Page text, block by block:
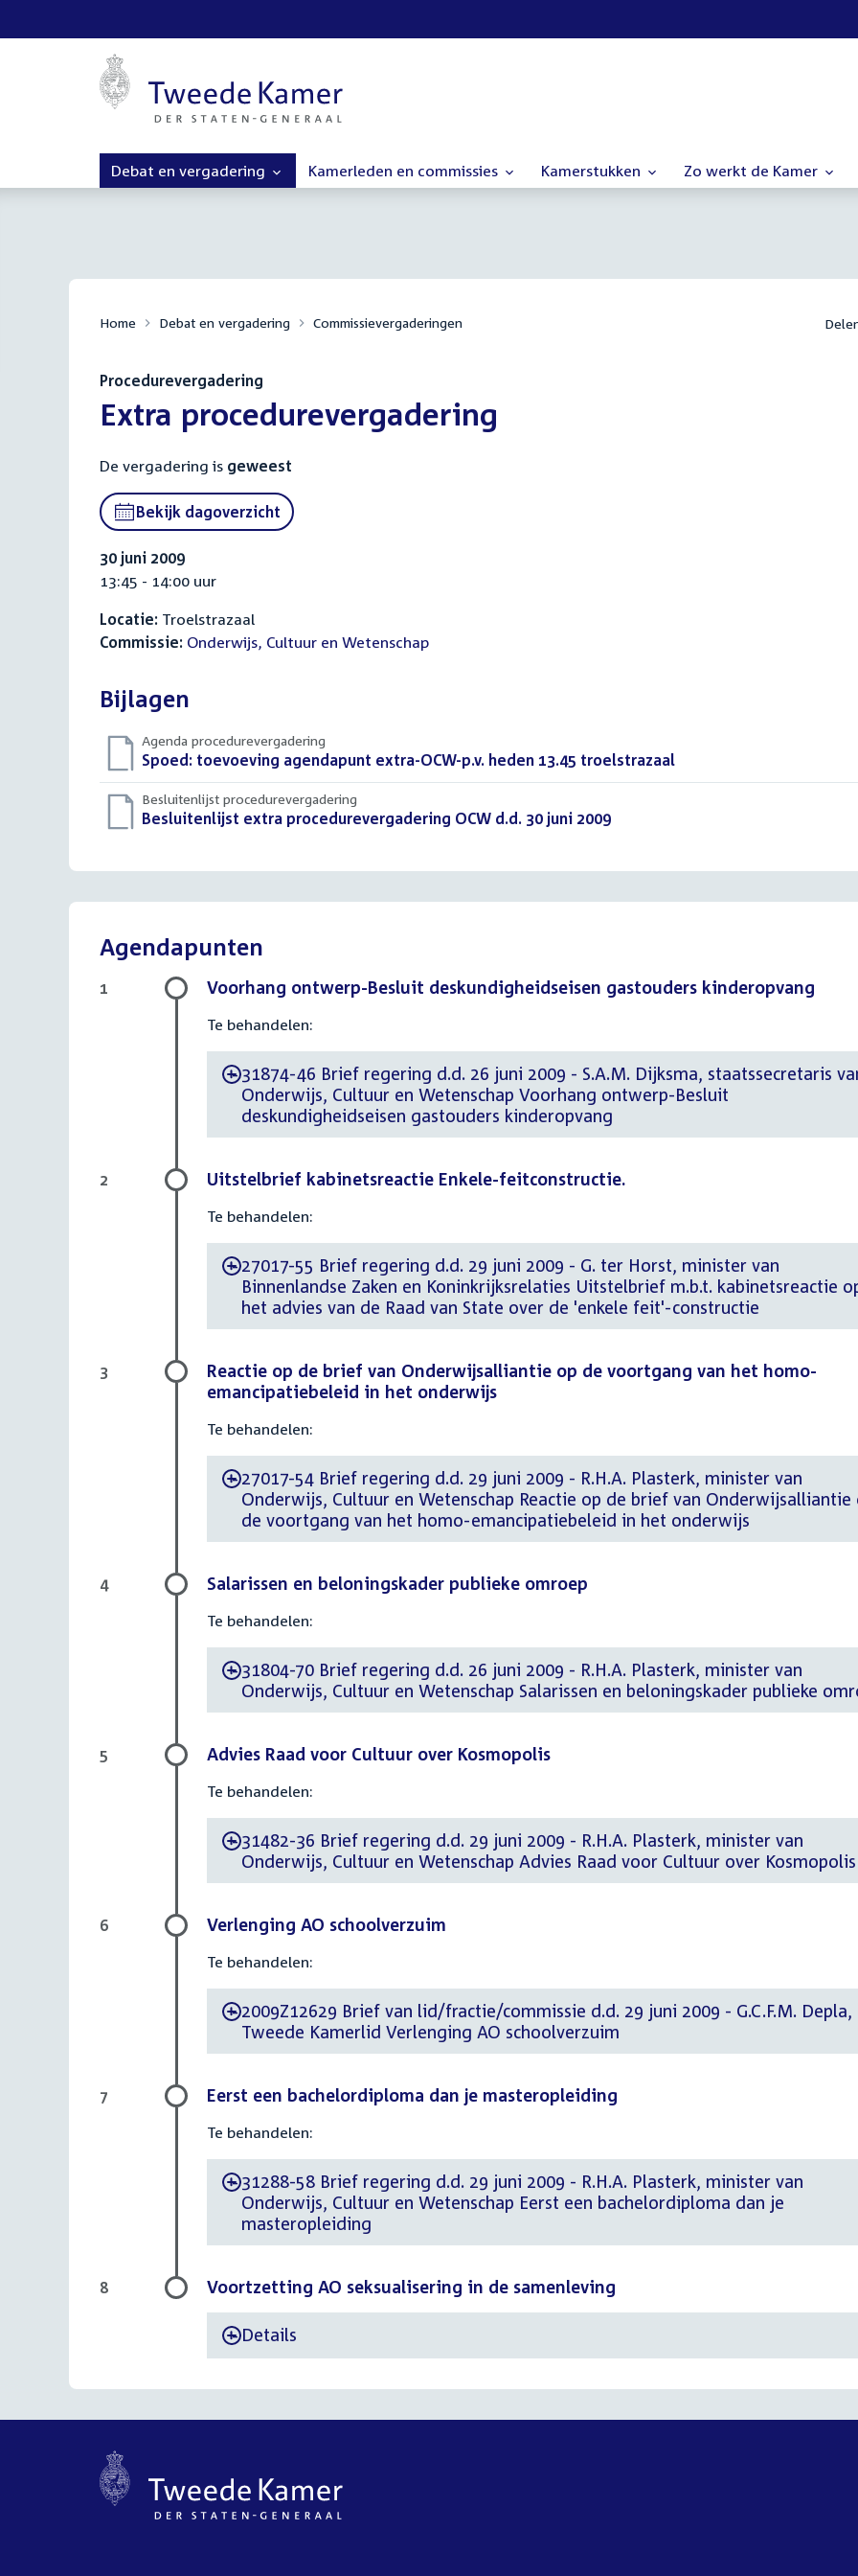
Debat en vergadering Kamerleden en commissies Kamerstukken Zo werkt de Kamer
Home Debat en vergadering Commissievergaderingen
Procedurevergadering
:Extra procedurevergadering
De vergadering is geweest
Bekijk dagoverzicht
30 juni 2009
13:45 - 14:00 uur
Locatie: Troelstrazaal
Commissie: Onderwijs, Cultuur en Wetenschap
Bijlagen
Agenda procedurevergadering
Download
bestand:
Spoed: toevoeving agendapunt extra-OCW-p.v. heden 13.45 troelstrazaal
Besluitenlijst procedurevergadering
Download
Besluitenlijst extra procedurevergadering OCW d.d. 30 juni 2009
Agendapunten
Voorhang ontwerp-Besluit deskundigheidseisen gastouders kinderopvang
Te behandelen:
-31874-46 Brief regering d.d. 26 juni 2009 - S.A.M. Dijksma, staatssecretaris
Onderwijs, Cultuur en Wetenschap Voorhang ontwerp-Besluit
deskundigheidseisen gastouders kinderopvang
1
Uitstelbrief kabinetsreactie Enkele-feitconstructie.
Te behandelen:
-27017-55 Brief regering d.d. 29 juni 2009 - G. ter Horst, minister van
Binnenlandse Zaken en Koninkrijksrelaties Uitstelbrief m.b.t. kabinetsreactie
het advies van de Raad van State over de 'enkele feit'-constructie
2
Reactie op de brief van Onderwijsalliantie op de voortgang van het homo-
emancipatiebeleid in het onderwijs
Te behandelen:
-27017-54 Brief regering d.d. 29 juni 2009 - R.H.A. Plasterk, minister van
Onderwijs, Cultuur en Wetenschap Reactie op de brief van Onderwijsalliantie
de voortgang van het homo-emancipatiebeleid in het onderwijs
3
Salarissen en beloningskader publieke omroep
Te behandelen:
-31804-70 Brief regering d.d. 26 juni 2009 - R.H.A. Plasterk, minister van
Onderwijs, Cultuur en Wetenschap Salarissen en beloningskader publieke
4
Advies Raad voor Cultuur over Kosmopolis
Te behandelen:
-31482-36 Brief regering d.d. 29 juni 2009 - R.H.A. Plasterk, minister van
Onderwijs, Cultuur en Wetenschap Advies Raad voor Cultuur over Kosmopolis
5
Verlenging AO schoolverzuim
Te behandelen:
-2009Z12629 Brief van lid/fractie/commissie d.d. 29 juni 2009 - G.C.F.M. Depla,
Tweede Kamerlid Verlenging AO schoolverzuim
6
Eerst een bachelordiploma dan je masteropleiding
Te behandelen:
-31288-58 Brief regering d.d. 29 juni 2009 - R.H.A. Plasterk, minister van
Onderwijs, Cultuur en Wetenschap Eerst een bachelordiploma dan je
masteropleiding
7
Voortzetting AO seksualisering in de samenleving
- Details
8